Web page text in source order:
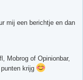
mij een berichtje en dan
Mobrog of Opinionbar,
krijg